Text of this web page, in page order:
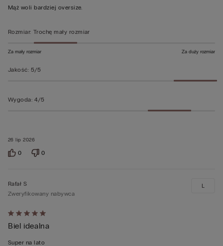
5
26 lip 2026
Mąż woli bardziej oversize.
Rozmiar: Trochę mały rozmiar
Za mały rozmiar Za duży rozmiar
Jakość: 5/5
Wygoda: 4/5
0 0
Ocena
5
z
Rafał S
Zweryfikowany nabywca
Biel idealna
Super na lato
L